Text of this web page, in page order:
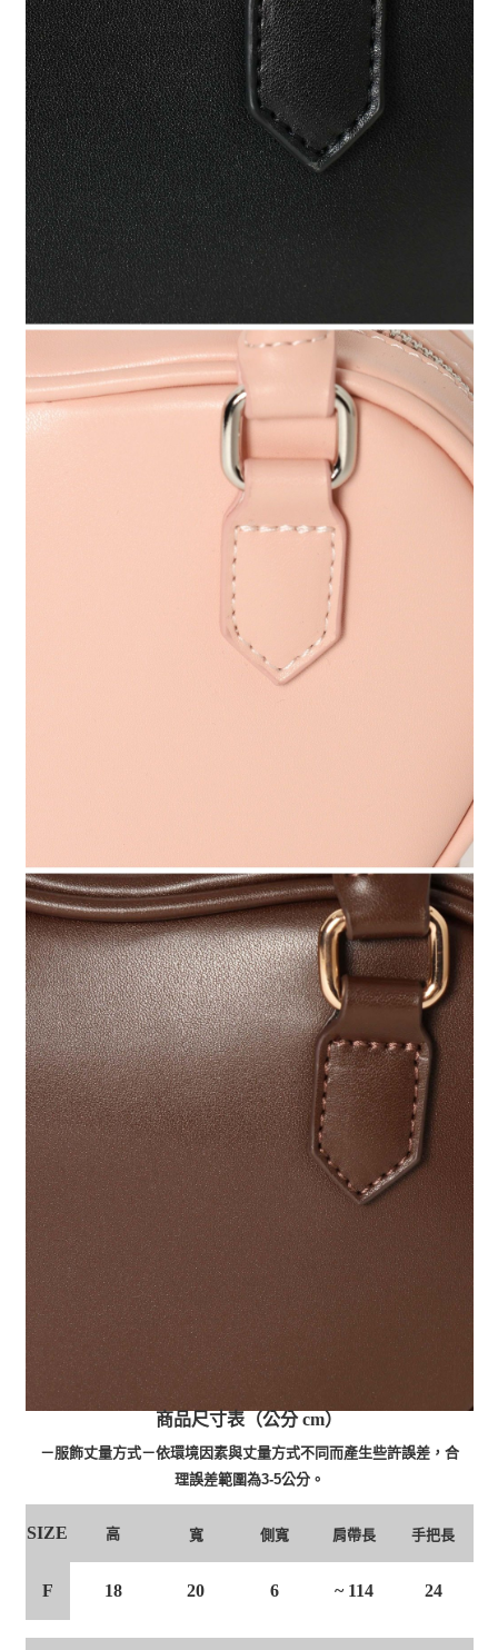
商品尺寸表（公分 cm）
－服飾丈量方式－依環境因素與丈量方式不同而產生些許誤差，合
理誤差範圍為3-5公分。
SIZE 高 寬 側寬 肩帶長 手把長
F 18 20 6 ~ 114 24